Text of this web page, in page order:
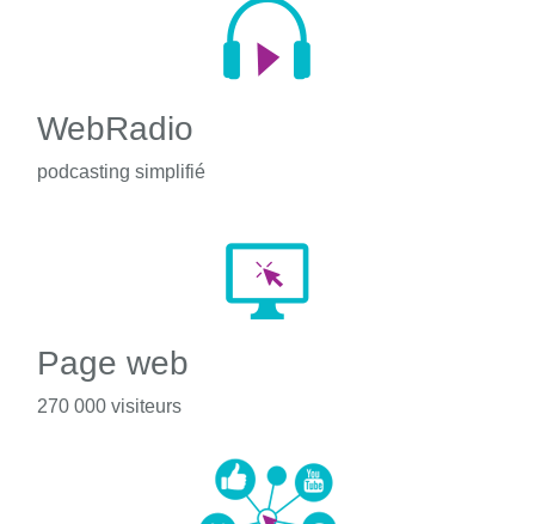
WebRadio
podcasting simplifié
Page web
270 000 visiteurs